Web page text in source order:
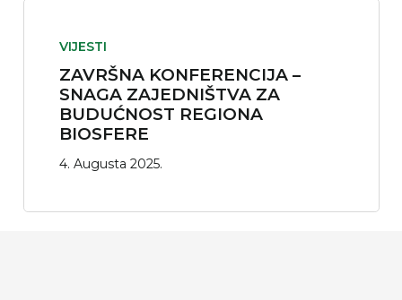
VIJESTI
ZAVRŠNA KONFERENCIJA –
SNAGA ZAJEDNIŠTVA ZA
BUDUĆNOST REGIONA
BIOSFERE
4. Augusta 2025.